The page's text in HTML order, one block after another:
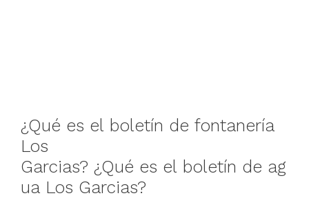
¿Qué es el boletín de fontanería
Los
Garcias? ¿Qué es el boletín de ag
ua Los Garcias?